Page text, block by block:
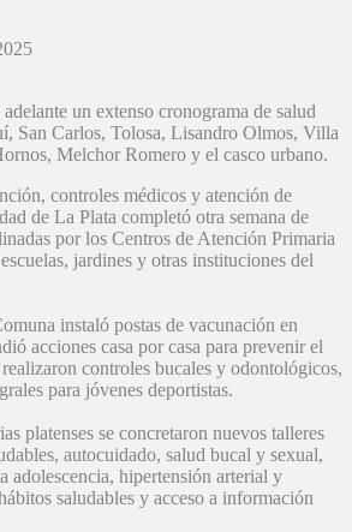
un extenso cronograma de salud
San Carlos, Tolosa, Lisandro Olmos, Villa
Melchor Romero y el casco urbano.
controles médicos y atención de
de La Plata completó otra semana de
por los Centros de Atención Primaria
jardines y otras instituciones del
instaló postas de vacunación en
acciones casa por casa para prevenir el
controles bucales y odontológicos,
para jóvenes deportistas.
platenses se concretaron nuevos talleres
autocuidado, salud bucal y sexual,
adolescencia, hipertensión arterial y
saludables y acceso a información